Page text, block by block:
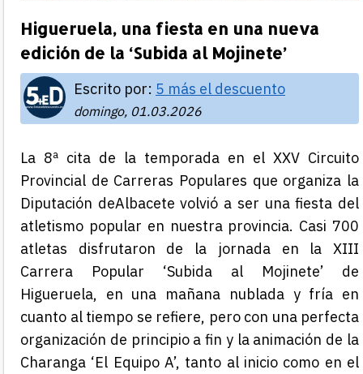
Higueruela, una fiesta en una nueva
edición de la ‘Subida al Mojinete’
Escrito por: 5 más el descuento
domingo, 01.03.2026
La 8ª cita de la temporada en el XXV Circuito
Provincial de Carreras Populares que organiza la
Diputación deAlbacete volvió a ser una fiesta del
atletismo popular en nuestra provincia. Casi 700
atletas disfrutaron de la jornada en la XIII
Carrera Popular ‘Subida al Mojinete’ de
Higueruela, en una mañana nublada y fría en
cuanto al tiempo se refiere, pero con una perfecta
organización de principio a fin y la animación de la
Charanga ‘El Equipo A’, tanto al inicio como en el